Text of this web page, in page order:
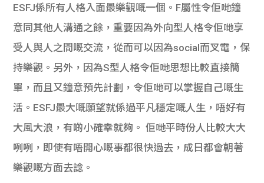
ESFJ係所有人格入面最樂觀嘅一個。F屬性令佢哋鐘
意同其他人溝通之餘，重要因為外向型人格令佢哋享
受人與人之間嘅交流，從而可以因為social而叉電，保
持樂觀。另外，因為S型人格令佢哋思想比較直接簡
單，而且又鐘意預先計劃，令佢哋可以掌握自己嘅生
活。ESFJ最大嘅願望就係過平凡穩定嘅人生，唔好有
大風大浪，有啲小確幸就夠。 佢哋平時份人比較大大
咧咧，即使有唔開心嘅事都很快過去，成日都會朝著
樂觀嘅方面去諗。